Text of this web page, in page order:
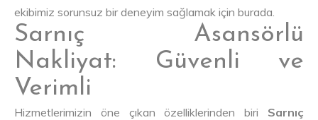
ekibimiz sorunsuz bir deneyim sağlamak için burada.
Sarnıç Asansörlü
Nakliyat: Güvenli ve
Verimli
Hizmetlerimizin öne çıkan özelliklerinden biri Sarnıç